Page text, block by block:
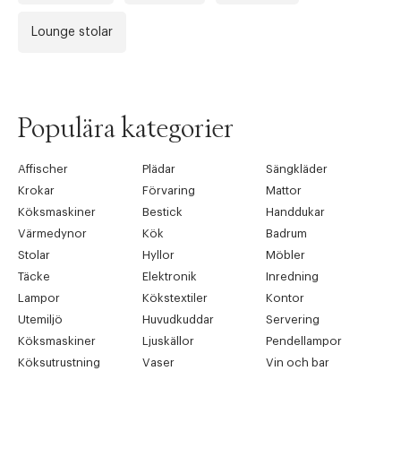
Lounge stolar
Populära kategorier
Affischer Plädar
Sängkläder
Krokar
Förvaring
Mattor
Köksmaskiner
Bestick
Handdukar
Värmedynor
Kök
Badrum
Stolar
Hyllor
Möbler
Täcke
Elektronik
Inredning
Lampor
Kökstextiler
Kontor
Utemiljö
Huvudkuddar
Servering
Köksmaskiner
Ljuskällor
Pendellampor
Köksutrustning
Vaser Vin och bar